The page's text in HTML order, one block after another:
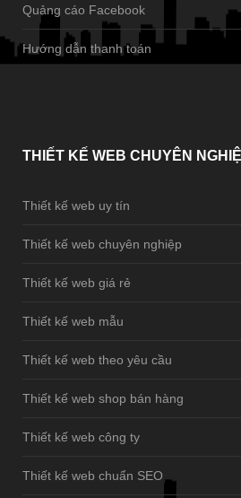
Quảng cáo Facebook
Hướng dẫn thanh toán
THIẾT KẾ WEB CHUYÊN
Thiết kế web uy tín
Thiết kế web chuyên nghiệp
Thiết kế web giá rẻ
Thiết kế web mẫu
Thiết kế web theo yêu cầu
Thiết kế web shop bán hàng
Thiết kế web công ty
Thiết kế web chuẩn SEO